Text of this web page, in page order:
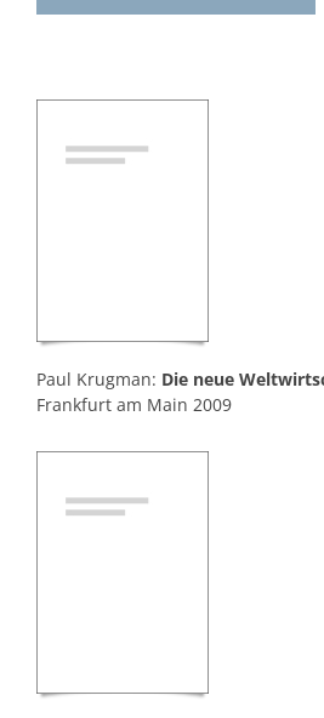
Paul Krugman: Die neue
Frankfurt am Main 2009